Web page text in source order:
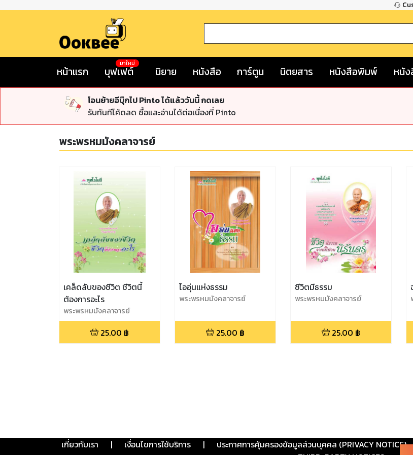
หน้าแรก บุฟเฟต์
มาใหม่
นิยาย หนังสือ การ์ตูน นิตยสาร หนังสือพิมพ์ หนัง
โอนย้ายอีบุ๊กไป Pinto ได้แล้ววันนี้ กดเลย
รับทันทีโค้ดลด ซื้อและอ่านได้ต่อเนื่องที่ Pinto
พระพรหมมังคลาจารย์
เคล็ดลับของชีวิต ชีวิตนี้
ต้องการอะไร
พระพรหมมังคลาจารย์
25.00 ฿
ไออุ่นแห่งธรรม
พระพรหมมังคลาจารย์
25.00 ฿
ชีวิตมีธรรม
พระพรหมมังคลาจารย์
25.00 ฿
เกี่ยวกับเรา | เงื่อนไขการใช้บริการ | ประกาศการคุ้มครองข้อมูลส่วนบุคคล (PRIVACY NOTICE)